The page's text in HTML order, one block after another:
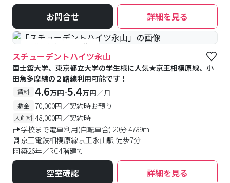
お問合せ 詳細を見る
#予約受付中 #空室待ち
スチューデントハイツ永山
国士舘大学、東京都立大学の学生様に人気★京王相模原線、小
田急多摩線の２路線利用可能です！
賃料 4.6万円-5.4万円／月
敷金 70,000円／契約時お預り
入館料 48,000円／契約時
学校まで電車利用(自転車含) 20分 4789m
京王電鉄相模原線京王永山駅 徒歩7分
築26年／RC4階建て
空室確認 詳細を見る